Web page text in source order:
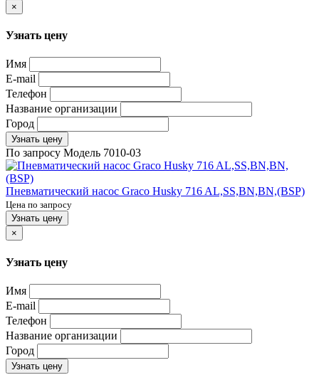
×
Узнать цену
Имя
E-mail
Телефон
Название организации
Город
Узнать цену
По запросу Модель 7010-03
Пневматический насос Graco Husky 716 AL,SS,BN,BN,(BSP)
Цена по запросу
Узнать цену
×
Узнать цену
Имя
E-mail
Телефон
Название организации
Город
Узнать цену